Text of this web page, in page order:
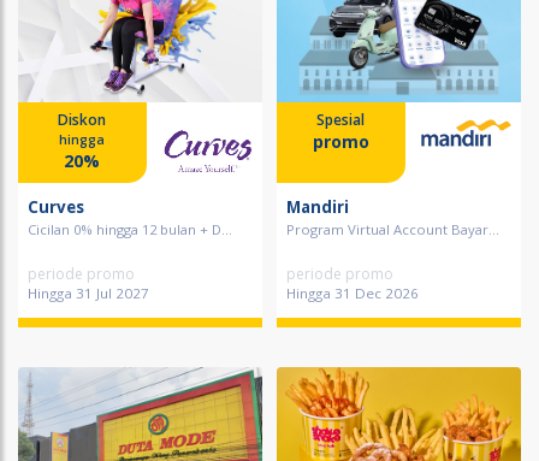
Diskon
hingga
20%
Curves
Cicilan 0% hingga 12 bulan + D...
periode promo
Hingga 31 Jul 2027
Spesial
promo
Mandiri
Program Virtual Account Bayar...
periode promo
Hingga 31 Dec 2026